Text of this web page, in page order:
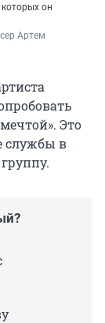
он
Артем
Это
службы в